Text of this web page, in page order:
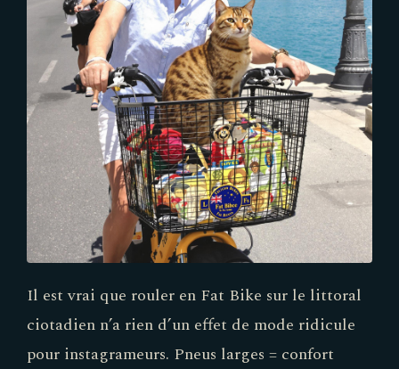
Il est vrai que rouler en Fat Bike sur le littoral
ciotadien n’a rien d’un effet de mode ridicule
pour instagrameurs. Pneus larges = confort